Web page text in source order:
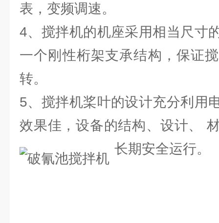
表，变频调速。
4、搅拌机的机座采用相当尺寸
一个刚性桁架支承结构，保证
转。
5、搅拌机桨叶的设计充分利用
效果佳，设备的结构、设计、
长期安全运行。